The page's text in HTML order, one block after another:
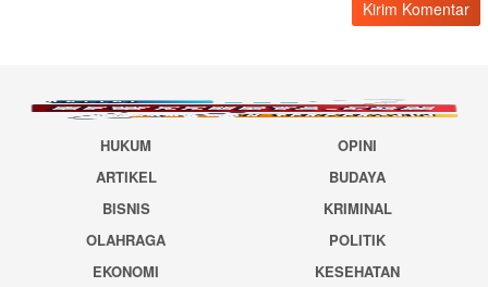
HUKUM
OPINI
ARTIKEL
BUDAYA
BISNIS
KRIMINAL
OLAHRAGA
POLITIK
EKONOMI
KESEHATAN